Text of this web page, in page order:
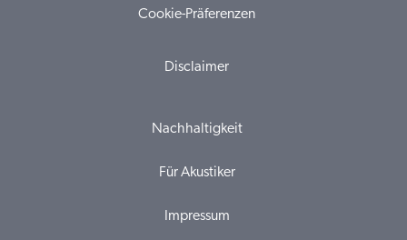
Cookie-Präferenzen
Disclaimer
Nachhaltigkeit
Für Akustiker
Impressum